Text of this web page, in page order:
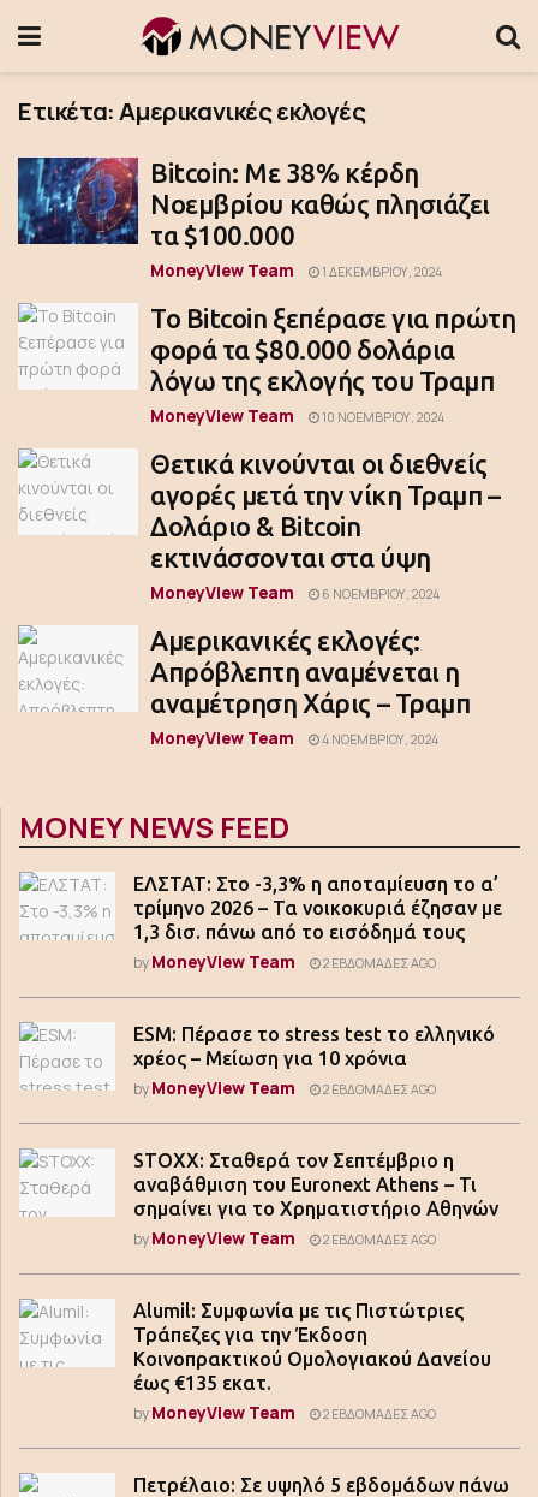
Ετικέτα:Αμερικανικές εκλογές
Bitcoin: Με 38% κέρδη
Νοεμβρίου καθώς πλησιάζει
τα $100.000
MoneyView Team 1 ΔΕΚΕΜΒΡΊΟΥ, 2024
Το Bitcoin ξεπέρασε για πρώτη
φορά τα $80.000 δολάρια
λόγω της εκλογής του Τραμπ
MoneyView Team 10 ΝΟΕΜΒΡΊΟΥ, 2024
Θετικά κινούνται οι διεθνείς
αγορές μετά την νίκη Τραμπ –
Δολάριο & Bitcoin
εκτινάσσονται στα ύψη
MoneyView Team 6 ΝΟΕΜΒΡΊΟΥ, 2024
Αμερικανικές εκλογές:
Απρόβλεπτη αναμένεται η
αναμέτρηση Χάρις – Τραμπ
MoneyView Team 4 ΝΟΕΜΒΡΊΟΥ, 2024
MONEY NEWS FEED
ΕΛΣΤΑΤ: Στο -3,3% η αποταμίευση το α’
τρίμηνο 2026 – Τα νοικοκυριά έζησαν με
1,3 δισ. πάνω από το εισόδημά τους
byMoneyView Team 2 ΕΒΔΟΜΆΔΕΣ AGO
ESM: Πέρασε το stress test το ελληνικό
χρέος – Μείωση για 10 χρόνια
byMoneyView Team 2 ΕΒΔΟΜΆΔΕΣ AGO
STOXX: Σταθερά τον Σεπτέμβριο η
αναβάθμιση του Euronext Athens – Τι
σημαίνει για το Χρηματιστήριο Αθηνών
byMoneyView Team 2 ΕΒΔΟΜΆΔΕΣ AGO
Alumil: Συμφωνία με τις Πιστώτριες
Τράπεζες για την Έκδοση
Κοινοπρακτικού Ομολογιακού Δανείου
έως €135 εκατ.
byMoneyView Team 2 ΕΒΔΟΜΆΔΕΣ AGO
Πετρέλαιο: Σε υψηλό 5 εβδομάδων πάνω